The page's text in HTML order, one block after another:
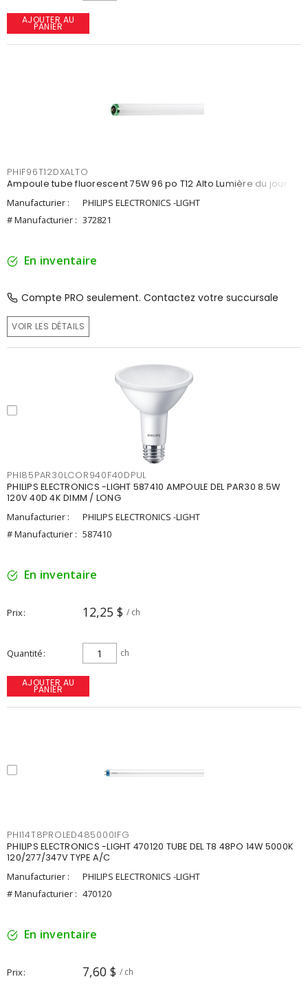
AJOUTER AU
PANIER
PHIF96T12DXALTO
Ampoule tube fluorescent 75W 96 po T12 Alto Lumière du jour
Manufacturier :
PHILIPS ELECTRONICS -LIGHT
# Manufacturier : 372821
En inventaire
Compte PRO seulement. Contactez votre succursale
VOIR LES DÉTAILS
PHI85PAR30LCOR940F40DPUL
PHILIPS ELECTRONICS -LIGHT 587410 AMPOULE DEL PAR30 8.5W
120V 40D 4K DIMM / LONG
Manufacturier :
PHILIPS ELECTRONICS -LIGHT
# Manufacturier : 587410
En inventaire
Prix 12,25 $ / ch
Quantité ch
AJOUTER AU
PANIER
PHI14T8PROLED485000IFG
PHILIPS ELECTRONICS -LIGHT 470120 TUBE DEL T8 48PO 14W 5000K
120/277/347V TYPE A/C
Manufacturier :
PHILIPS ELECTRONICS -LIGHT
# Manufacturier : 470120
En inventaire
Prix 7,60 $ / ch